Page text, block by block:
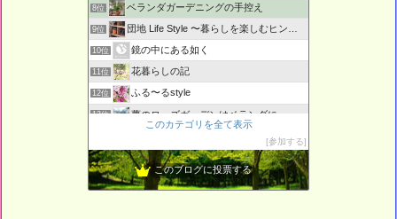
8位 ベランダガーデニングの手控え
9位 団地 Life Style 〜暮らしを楽しむヒント〜
10位 鏡の中にある如く
11位 花暮らしの記
12位 ふる〜るstyle
13位 夢のローズガーデンはベランダに・・・
15位 L o H A S Y 天然生活
このカテゴリを全て表示
参加する
このブログに投票する